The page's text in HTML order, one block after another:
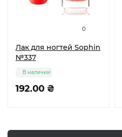
0
Лак для ногтей Sophin
№337
192.00 ₴
В наличии